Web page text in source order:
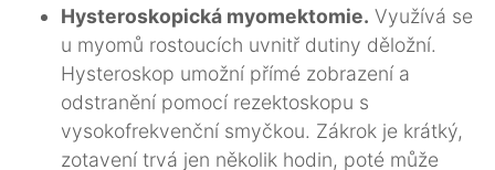
Hysteroskopická myomektomie. Využívá se
u myomů rostoucích uvnitř dutiny děložní.
Hysteroskop umožní přímé zobrazení a
odstranění pomocí rezektoskopu s
vysokofrekvenční smyčkou. Zákrok je krátký,
zotavení trvá jen několik hodin, poté může